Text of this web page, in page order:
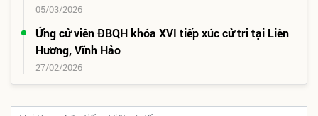
05/03/2026
Ứng cử viên ĐBQH khóa XVI tiếp xúc cử tri tại Liên
Hương, Vĩnh Hảo
27/02/2026